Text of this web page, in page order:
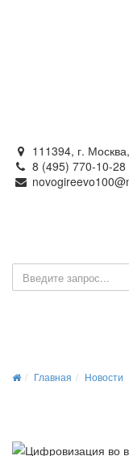
111394, г.
8 (495) 770-10-28
Главная Новости